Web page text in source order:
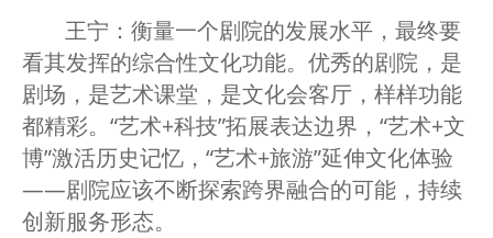
王宁：衡量一个剧院的发展水平，最终要
看其发挥的综合性文化功能。优秀的剧院，是
剧场，是艺术课堂，是文化会客厅，样样功能
都精彩。“艺术+科技”拓展表达边界，“艺术+文
博”激活历史记忆，“艺术+旅游”延伸文化体验
——剧院应该不断探索跨界融合的可能，持续
创新服务形态。